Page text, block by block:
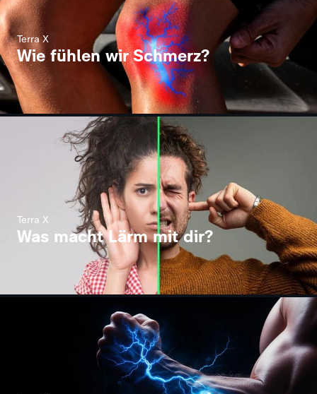
Terra X
Wie fühlen wir Schmerz?
Terra X
Was macht Lärm mit dir?